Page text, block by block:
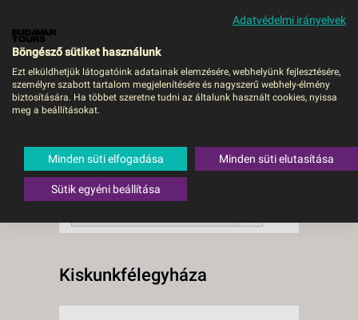
MENÜ
Kiskunkfélegyháza
megfelelő utazásttaláltunk.
A keresővel tovább szűkítheti a
találati listát!
RENDEZÉS:
Kiskunkfélegyháza
Adatvédelmi irányelvek
Böngésző sütiket használunk
Ezt elküldhetjük látogatóink adatainak elemzésére, webhelyünk fejlesztésére,
személyre szabott tartalom megjelenítésére és nagyszerű webhely-élmény
biztosítására. Ha többet szeretne tudni az általunk használt cookies, nyissa
meg a beállításokat.
Minden süti elfogadása Minden süti elutasítása
Sütik egyéni beállítása